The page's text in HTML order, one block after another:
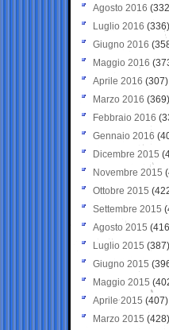
Agosto 2016
Luglio 2016 (336)
Giugno 2016
Maggio 2016
Aprile 2016 (307)
Marzo 2016 (369)
Febbraio 2016
Gennaio 2016
Dicembre 2015
Novembre 2015
Ottobre 2015
Settembre 2015
Agosto 2015
Luglio 2015 (387)
Giugno 2015
Maggio 2015
Aprile 2015 (407)
Marzo 2015 (428)